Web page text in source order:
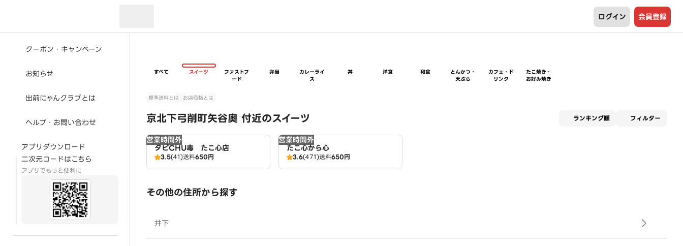
ログイン 会員登録
クーポン・キャンペーン
お知らせ
出前にゃんクラブとは
ヘルプ・お問い合わせ
アプリダウンロード
二次元コードはこちら
アプリでもっと便利に
すべて スイーツ
ファストフ
ード
弁当
カレーライ
ス
丼 洋食 和食
とんかつ・
天ぷら
カフェ・ド
リンク
たこ焼き・
お好み焼き
標準送料とは お店価格とは
京北下弓削町矢谷奥 付近のスイーツ ランキング順 フィルター
営業時間外
タピCHU毒 たこ心店
3.5(41)送料650円
営業時間外
たこ心から心
3.6(471)送料650円
その他の住所から探す
井下